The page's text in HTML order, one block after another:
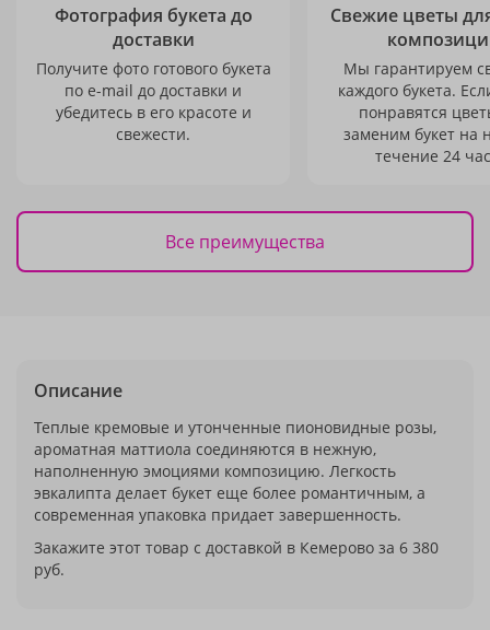
Фотография букета до
доставки
Получите фото готового букета
по e-mail до доставки и
убедитесь в его красоте и
свежести.
Свежие цветы
Мы гарантируем
каждого букета.
понравятся
заменим букет на
течение 24
Все преимущества
Описание
Теплые кремовые и утонченные пионовидные розы,
ароматная маттиола соединяются в нежную,
наполненную эмоциями композицию. Легкость
эвкалипта делает букет еще более романтичным, а
современная упаковка придает завершенность.
Закажите этот товар с доставкой в Кемерово за 6 380
руб.